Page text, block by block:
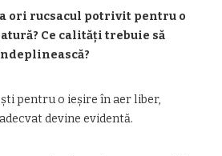
ori rucsacul potrivit pentru o
Ce calități trebuie să
pentru o ieșire în aer liber,
devine evidentă.